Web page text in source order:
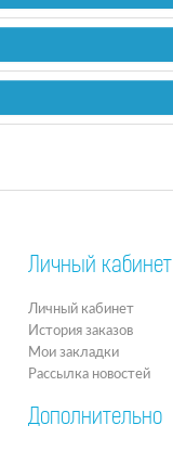
Личный кабинет
Личный кабинет
История заказов
Мои закладки
Рассылка новостей
Дополнительно